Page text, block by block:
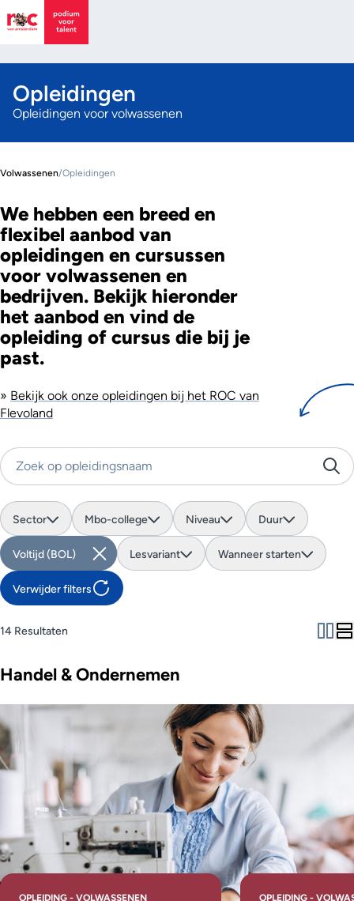
Opleidingen
Opleidingen voor volwassenen
Volwassenen/Opleidingen
We hebben een breed en
flexibel aanbod van
opleidingen en cursussen
voor volwassenen en
bedrijven. Bekijk hieronder
het aanbod en vind de
opleiding of cursus die bij je
past.
» Bekijk ook onze opleidingen bij het ROC van
Flevoland
Zoek op opleidingsnaam
Sector Mbo-college Niveau Duur
Voltijd (BOL) Lesvariant Wanneer starten
Verwijder filters
14 Resultaten
Handel & Ondernemen
OPLEIDING - VOLWASSENEN OPLEIDING -